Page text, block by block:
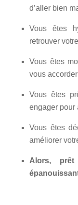
d’aller bien
Vous êtes
retrouver
Vous êtes
vous
Vous êtes
engager pour
Vous êtes
améliorer
Alors,